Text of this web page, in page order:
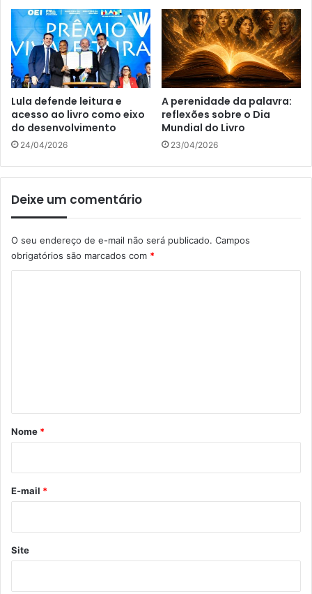
Lula defende leitura e
acesso ao livro como eixo
do desenvolvimento
24/04/2026
A perenidade da palavra:
reflexões sobre o Dia
Mundial do Livro
23/04/2026
Deixe um comentário
O seu endereço de e-mail não será publicado. Campos
obrigatórios são marcados com *
r
*
Nome *
E-mail *
Site